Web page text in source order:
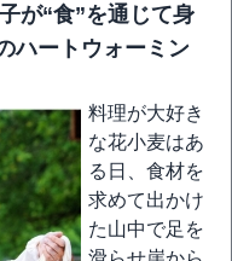
が“食”を通じて身
ハートウォーミン
料理が大好き
な花小麦はあ
る日、食材を
求めて出かけ
た山中で足を